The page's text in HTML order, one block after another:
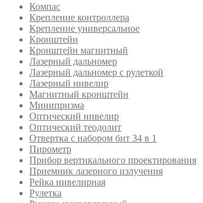
Компас
Крепление контроллера
Крепление универсальное
Кронштейн
Кронштейн магнитный
Лазерный дальномер
Лазерный дальномер с рулеткой
Лазерный нивелир
Магнитный кронштейн
Минипризма
Оптический нивелир
Оптический теодолит
Отвертка с набором бит 34 в 1
Пирометр
Прибор вертикального проектирования
Приемник лазерного излучения
Рейка нивелирная
Рулетка